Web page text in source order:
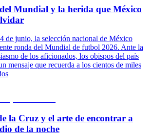
Mundial y la herida que México
de junio, la selección nacional de México
ronda del Mundial de futbol 2026. Ante la
de los aficionados, los obispos del país
mensaje que recuerda a los cientos de miles
la Cruz y el arte de encontrar a
de la noche